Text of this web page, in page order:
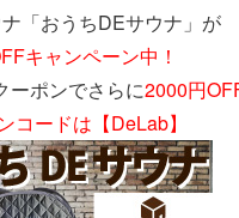
「おうちDEサウナ」が
キャンペーン中！
ーポンでさらに2000円
コードは【DeLab】